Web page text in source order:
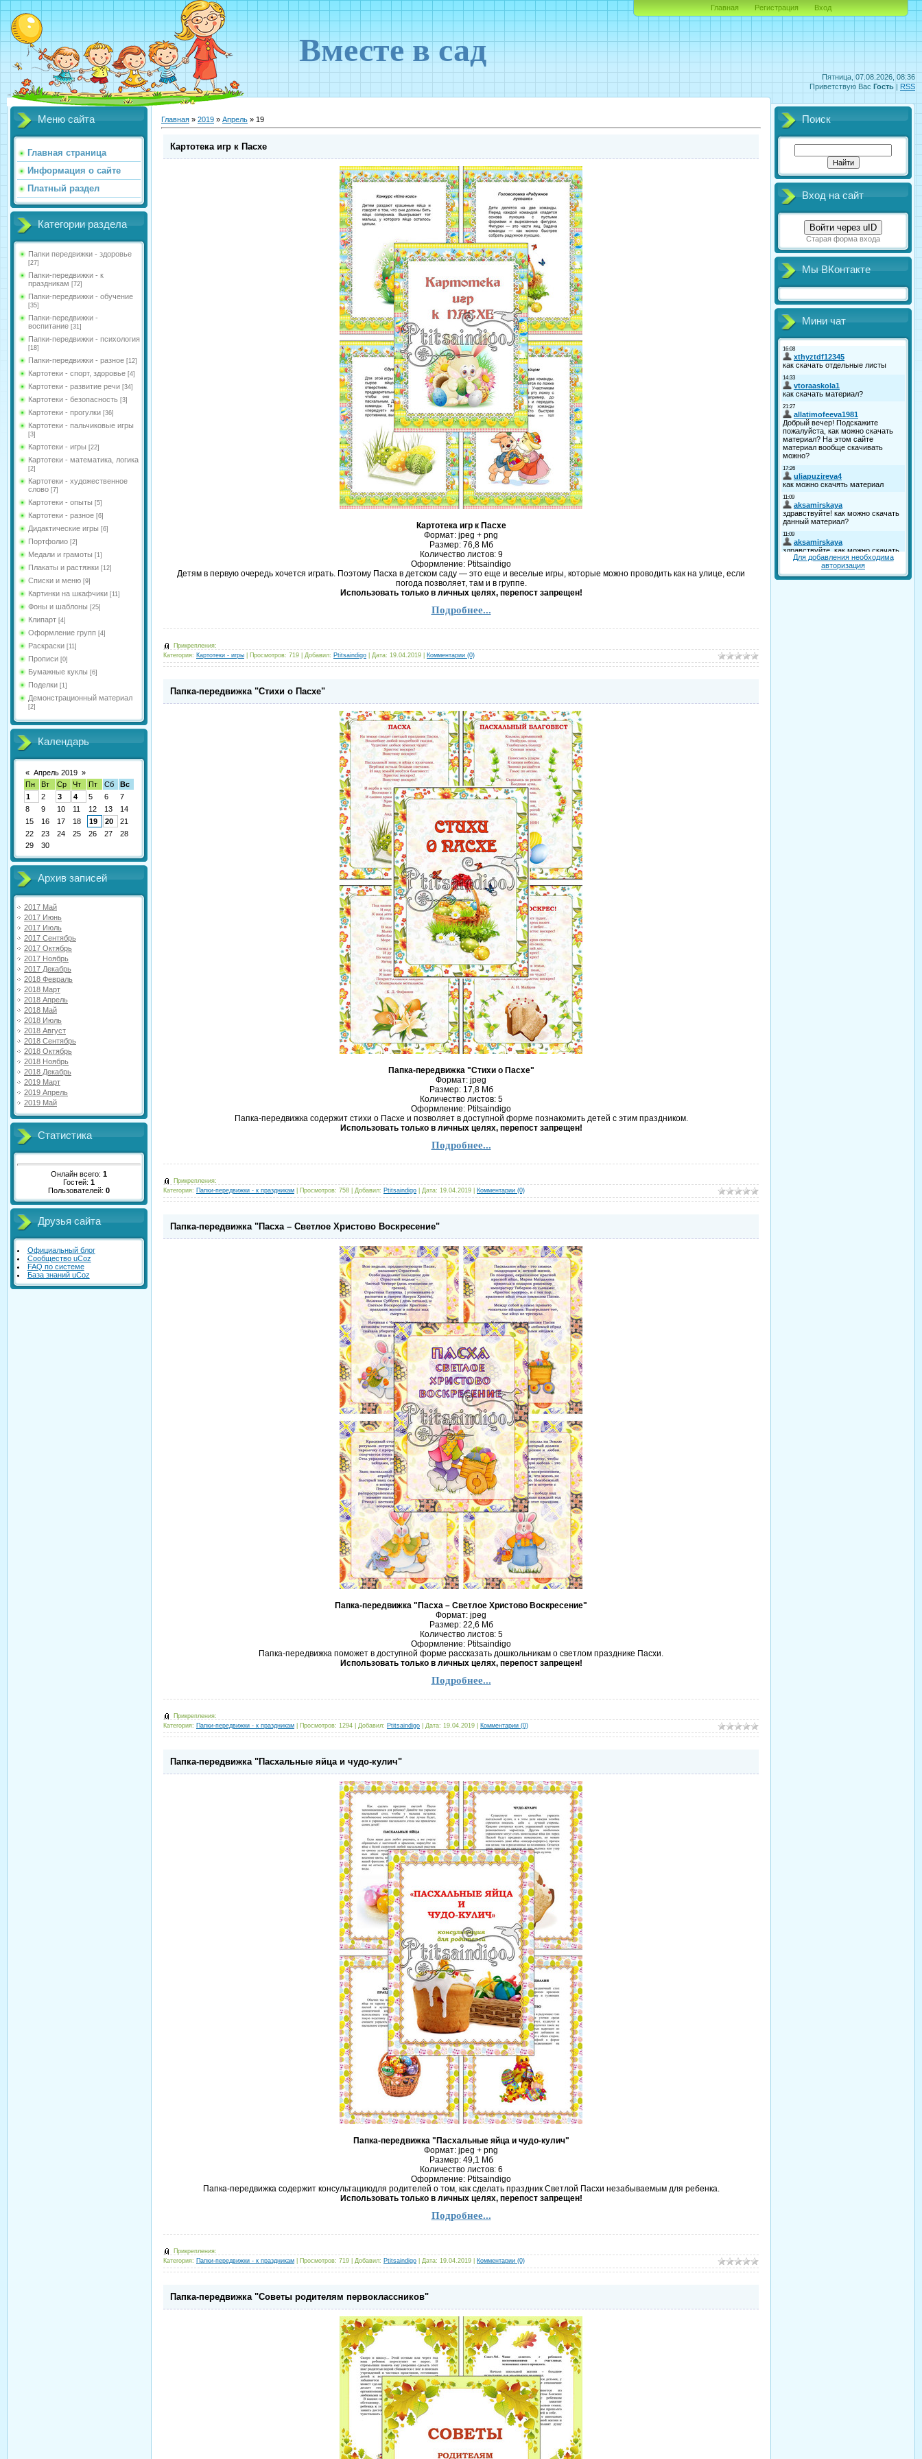
Пятница, 07.08.2026, 08:36
Приветствую Вас Гость | RSS
Вместе в сад
Главная Регистрация Вход
Меню сайта
Главная страница
Информация о сайте
Платный раздел
Категории раздела
Папки передвижки - здоровье
[27]
Папки-передвижки - к
праздникам [72]
Папки-передвижки - обучение
[35]
Папки-передвижки -
воспитание [31]
Папки-передвижки - психология
[18]
Папки-передвижки - разное [12]
Картотеки - спорт, здоровье [4]
Картотеки - развитие речи [34]
Картотеки - безопасность [3]
Картотеки - прогулки [36]
Картотеки - пальчиковые игры
[3]
Картотеки - игры [22]
Картотеки - математика, логика
[2]
Картотеки - художественное
слово [7]
Картотеки - опыты [5]
Картотеки - разное [6]
Дидактические игры [6]
Портфолио [2]
Медали и грамоты [1]
Плакаты и растяжки [12]
Списки и меню [9]
Картинки на шкафчики [11]
Фоны и шаблоны [25]
Клипарт [4]
Оформление групп [4]
Раскраски [11]
Прописи [0]
Бумажные куклы [6]
Поделки [1]
Демонстрационный материал
[2]
Календарь
« Апрель 2019 »
Пн
Вт Ср Чт Пт Сб
Вс
1
2 3 4 5 6
7
8
9 10 11 12 13
14
15
16 17 18 19 20
21
22
23 24 25 26 27
28
29
30
Архив записей
2017 Май
2017 Июнь
2017 Июль
2017 Сентябрь
2017 Октябрь
2017 Ноябрь
2017 Декабрь
2018 Февраль
2018 Март
2018 Апрель
2018 Май
2018 Июль
2018 Август
2018 Сентябрь
2018 Октябрь
2018 Ноябрь
2018 Декабрь
2019 Март
2019 Апрель
2019 Май
Статистика
Онлайн всего: 1
Гостей: 1
Пользователей: 0
Друзья сайта
Официальный блог
Сообщество uCoz
FAQ по системе
База знаний uCoz
Главная » 2019 » Апрель » 19
Картотека игр к Пасхе
Картотека игр к Пасхе
Формат: jpeg + png
Размер: 76,8 Mб
Количество листов: 9
Оформление: Ptitsaindigo
Детям в первую очередь хочется играть. Поэтому Пасха в детском саду — это еще и веселые игры, которые можно проводить как на улице, если
погода позволяет, там и в группе.
Использовать только в личных целях, перепост запрещен!
Подробнее...
Прикрепления:
Категория: Картотеки - игры Просмотров: 719 Добавил: Ptitsaindigo Дата: 19.04.2019 Комментарии (0)
Папка-передвижка "Стихи о Пасхе"
Папка-передвижка "Стихи о Пасхе"
Формат: jpeg
Размер: 17,8 Mб
Количество листов: 5
Оформление: Ptitsaindigo
Папка-передвижка содержит стихи о Пасхе и позволяет в доступной форме познакомить детей с этим праздником.
Использовать только в личных целях, перепост запрещен!
Подробнее...
Прикрепления:
Категория: Папки-передвижки - к праздникам Просмотров: 758 Добавил: Ptitsaindigo Дата: 19.04.2019 Комментарии (0)
Папка-передвижка "Пасха – Светлое Христово Воскресение"
Папка-передвижка "Пасха – Светлое Христово Воскресение"
Формат: jpeg
Размер: 22,6 Mб
Количество листов: 5
Оформление: Ptitsaindigo
Папка-передвижка поможет в доступной форме рассказать дошкольникам о светлом празднике Пасхи.
Использовать только в личных целях, перепост запрещен!
Подробнее...
Прикрепления:
Категория: Папки-передвижки - к праздникам Просмотров: 1294 Добавил: Ptitsaindigo Дата: 19.04.2019 Комментарии (0)
Папка-передвижка "Пасхальные яйца и чудо-кулич"
Папка-передвижка "Пасхальные яйца и чудо-кулич"
Формат: jpeg + png
Размер: 49,1 Mб
Количество листов: 6
Оформление: Ptitsaindigo
Папка-передвижка содержит консультациюдля родителей о том, как сделать праздник Светлой Пасхи незабываемым для ребенка.
Использовать только в личных целях, перепост запрещен!
Подробнее...
Прикрепления:
Категория: Папки-передвижки - к праздникам Просмотров: 719 Добавил: Ptitsaindigo Дата: 19.04.2019 Комментарии (0)
Папка-передвижка "Советы родителям первоклассников"
Поиск
Вход на сайт
Войти через uID
Старая форма входа
Мы ВКонтакте
Мини чат
Для добавления необходима
авторизация